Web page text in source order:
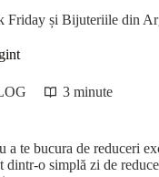
Friday și Bijuteriile din
3 minute
te bucura de reduceri
o simplă zi de